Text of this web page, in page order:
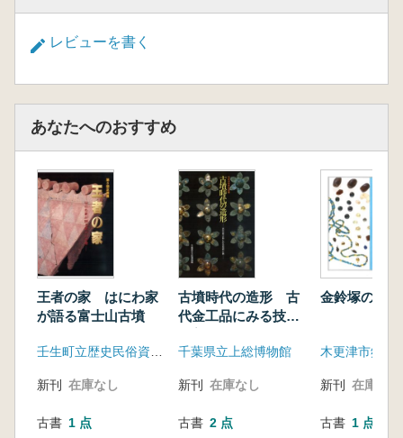
レビューを書く
あなたへのおすすめ
王者の家 はにわ家
が語る富士山古墳
新刊 在庫なし
古書 1 点
古墳時代の造形 古
代金工品にみる技術
千葉県立上総博物館
新刊 在庫なし
古書 2 点
金鈴塚の輝き
新刊 在庫なし
古書 1 点